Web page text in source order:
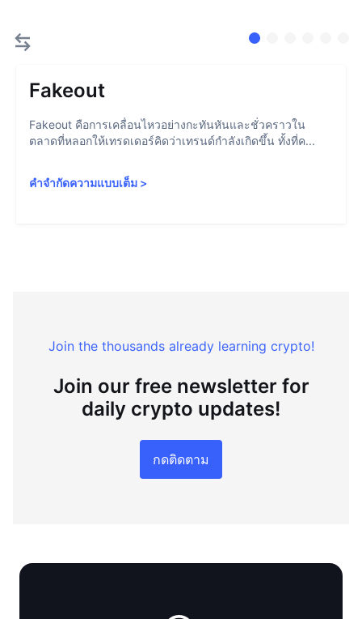
Fakeout
Fakeout คือการเคลื่อนไหวอย่างกะทันหันและชั่วคราวใน
ตลาดที่หลอกให้เทรดเดอร์คิดว่าเทรนด์กำลังเกิดขึ้น ทั้งที่ค...
คำจำกัดความแบบเต็ม >
Join the thousands already learning crypto!
Join our free newsletter for
daily crypto updates!
กดติดตาม